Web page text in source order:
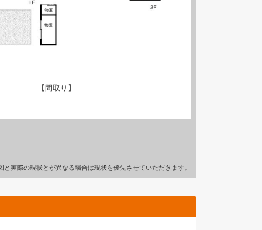
【間取り】
実際の現状とが異なる場合は現状を優先させていただきます。